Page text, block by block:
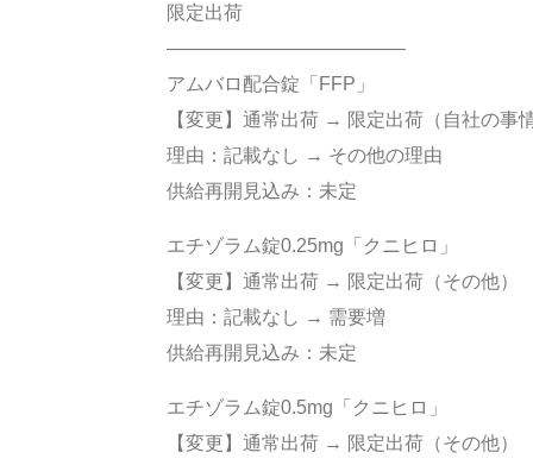
限定出荷
————————————–
アムバロ配合錠「FFP」
【変更】通常出荷 → 限定出荷（自社の事情
理由：記載なし → その他の理由
供給再開見込み：未定
エチゾラム錠0.25mg「クニヒロ」
【変更】通常出荷 → 限定出荷（その他）
理由：記載なし → 需要増
供給再開見込み：未定
エチゾラム錠0.5mg「クニヒロ」
【変更】通常出荷 → 限定出荷（その他）